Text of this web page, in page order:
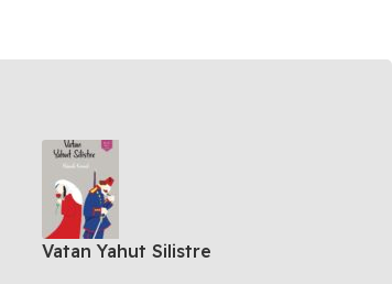
Vatan Yahut Silistre